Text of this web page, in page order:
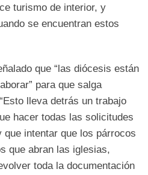
turismo de interior, y
se encuentran estos
que “las diócesis están
para que salga
lleva detrás un trabajo
hacer todas las solicitudes
intentar que los párrocos
que abran las iglesias,
toda la documentación